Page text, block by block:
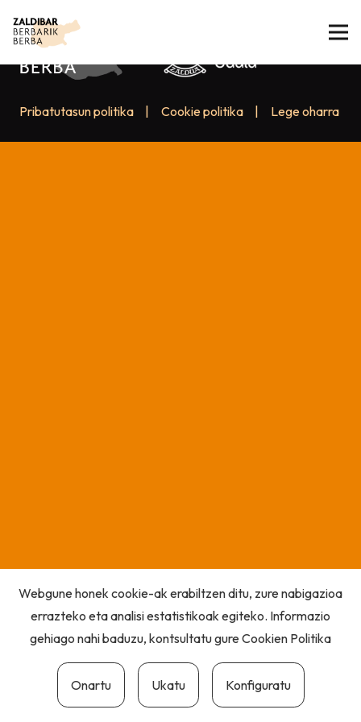
Pribatutasun politika Cookie politika Lege oharra
Webgune honek cookie-ak erabiltzen ditu, zure nabigazioa
errazteko eta analisi estatistikoak egiteko. Informazio
gehiago nahi baduzu, kontsultatu gureCookien Politika
Onartu Ukatu Konfiguratu